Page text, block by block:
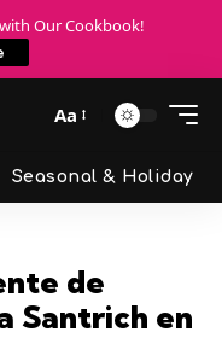
Our Cookbook!
Aa
Seasonal & Holiday
de
Santrich en